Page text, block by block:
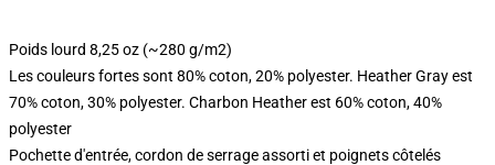
Poids lourd 8,25 oz (~280 g/m2)
Les couleurs fortes sont 80% coton, 20% polyester. Heather Gray est
70% coton, 30% polyester. Charbon Heather est 60% coton, 40%
polyester
Pochette d'entrée, cordon de serrage assorti et poignets côtelés